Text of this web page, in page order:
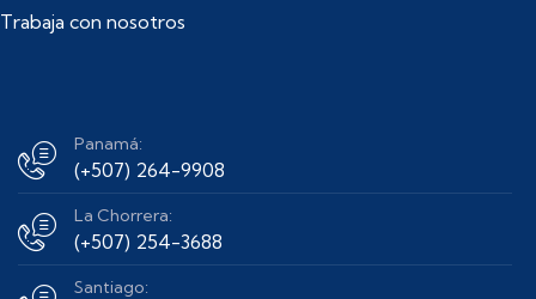
Trabaja con nosotros
Panamá:
(+507) 264-9908
La Chorrera:
(+507) 254-3688
Santiago: